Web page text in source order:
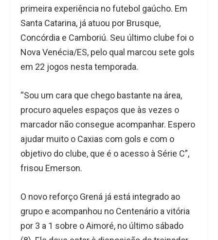
primeira experiência no futebol gaúcho. Em
Santa Catarina, já atuou por Brusque,
Concórdia e Camboriú. Seu último clube foi o
Nova Venécia/ES, pelo qual marcou sete gols
em 22 jogos nesta temporada.
“Sou um cara que chego bastante na área,
procuro aqueles espaços que às vezes o
marcador não consegue acompanhar. Espero
ajudar muito o Caxias com gols e com o
objetivo do clube, que é o acesso à Série C”,
frisou Emerson.
O novo reforço Grená já está integrado ao
grupo e acompanhou no Centenário a vitória
por 3 a 1 sobre o Aimoré, no último sábado